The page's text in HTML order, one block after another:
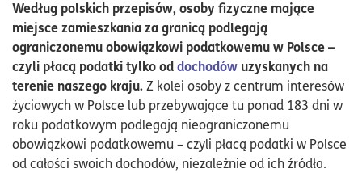
Według polskich przepisów, osoby fizyczne mające
miejsce zamieszkania za granicą podlegają
ograniczonemu obowiązkowi podatkowemu w Polsce –
czyli płacą podatki tylko oddochodów uzyskanych na
terenie naszego kraju.Z kolei osoby z centrum interesów
życiowych w Polsce lub przebywające tu ponad 183 dni w
roku podatkowym podlegają nieograniczonemu
obowiązkowi podatkowemu – czyli płacą podatki w Polsce
od całości swoich dochodów, niezależnie od ich źródła.